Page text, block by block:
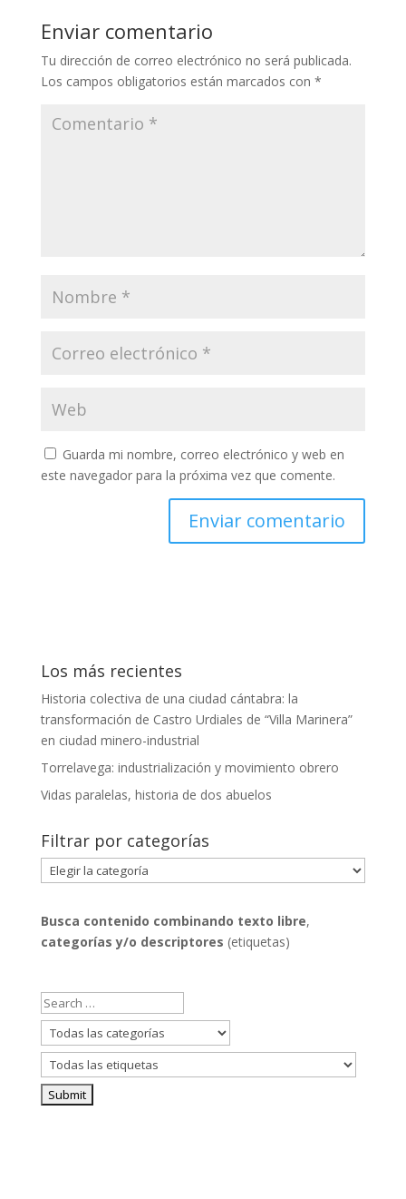
Enviar comentario
Tu dirección de correo electrónico no será publicada.
Los campos obligatorios están marcados con *
Guarda mi nombre, correo electrónico y web en
este navegador para la próxima vez que comente.
Los más recientes
Historia colectiva de una ciudad cántabra: la
transformación de Castro Urdiales de “Villa Marinera”
en ciudad minero-industrial
Torrelavega: industrialización y movimiento obrero
Vidas paralelas, historia de dos abuelos
Filtrar por categorías
Filtrar
por
Busca contenido combinando texto libre,
categorías y/o descriptores (etiquetas)